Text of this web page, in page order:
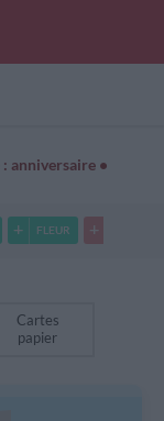
anniversaire •
FLEUR
Cartes
papier